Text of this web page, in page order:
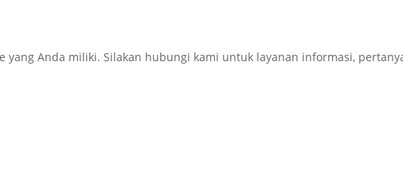
Anda miliki. Silakan hubungi kami untuk layanan informasi,